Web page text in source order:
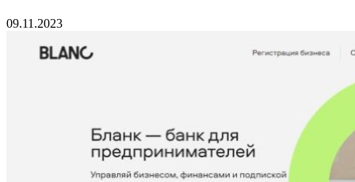
09.11.2023